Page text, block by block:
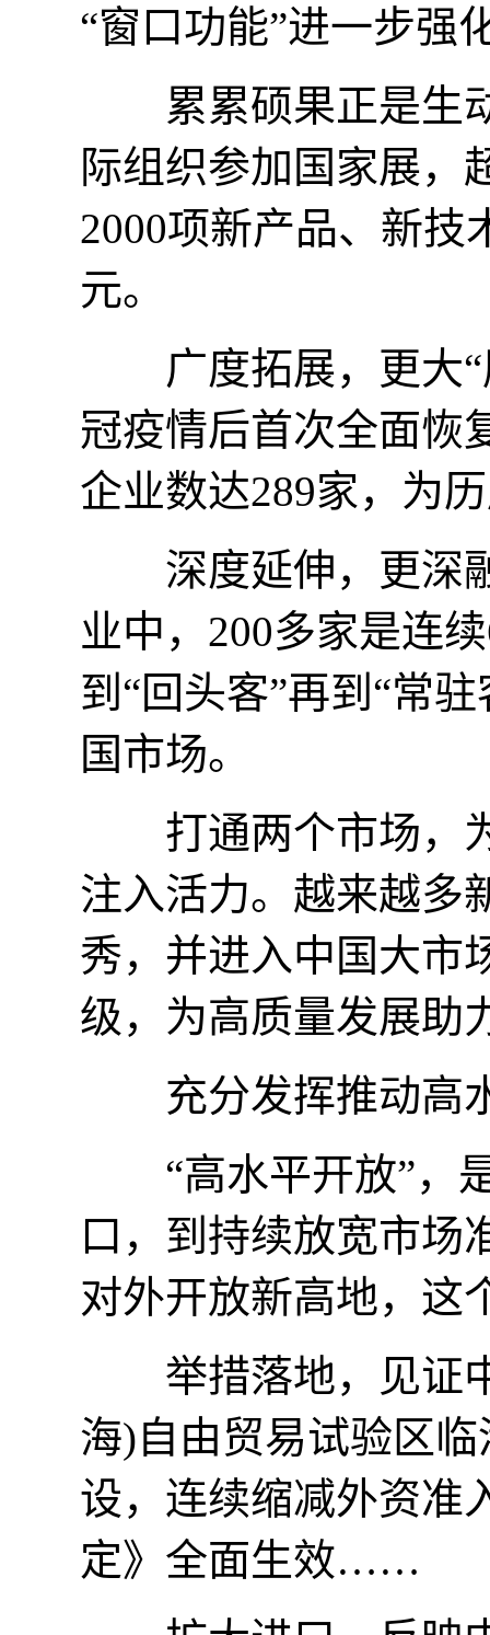
“窗口功能”进一步强
累累硕果正是生动
际组织参加国家展，
2000项新产品、新技
元。
广度拓展，更大“
冠疫情后首次全面恢
企业数达289家，为
深度延伸，更深融
业中，200多家是连
到“回头客”再到“常
国市场。
打通两个市场，为
注入活力。越来越多
秀，并进入中国大市
级，为高质量发展助
充分发挥推动高
“高水平开放”，是
口，到持续放宽市场
对外开放新高地，这
举措落地，见证中
海)自由贸易试验区
设，连续缩减外资准
定》全面生效……